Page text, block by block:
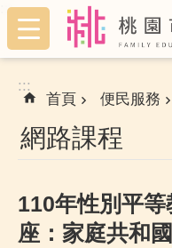
跳到主要內容區塊
:::
:::
首頁 便民服務
網路課程
110年性別平
座：家庭共和